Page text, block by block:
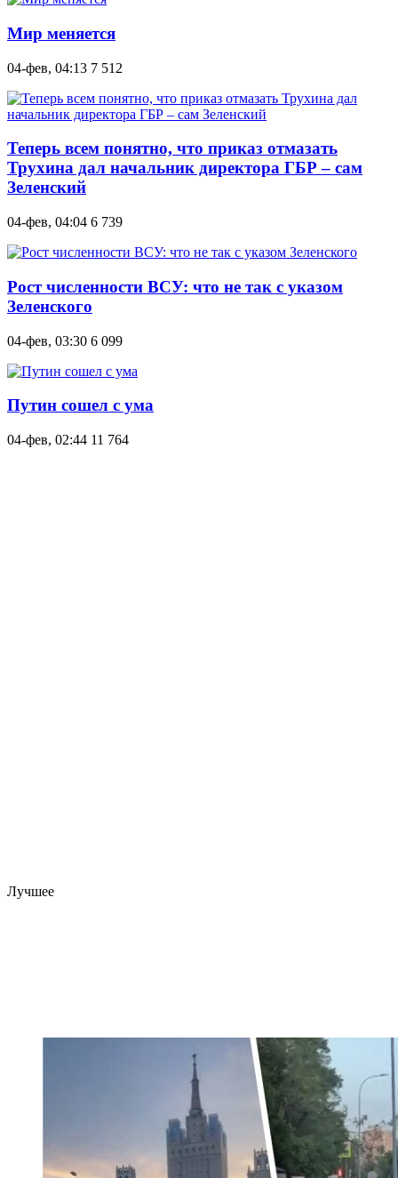
Мир меняется
04-фев, 04:13 7 512
Теперь всем понятно, что приказ отмазать
Трухина дал начальник директора ГБР – сам
Зеленский
04-фев, 04:04 6 739
Рост численности ВСУ: что не так с указом
Зеленского
04-фев, 03:30 6 099
Путин сошел с ума
04-фев, 02:44 11 764
Лучшее